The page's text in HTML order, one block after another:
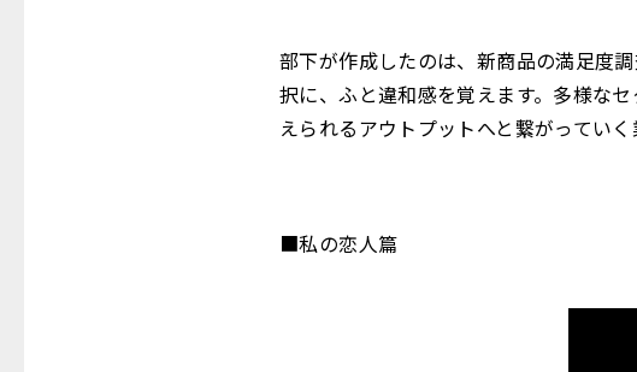
部下が作成したのは、新商品の満足度
択に、ふと違和感を覚えます。多様な
えられるアウトプットへと繋がってい
■私の恋人篇